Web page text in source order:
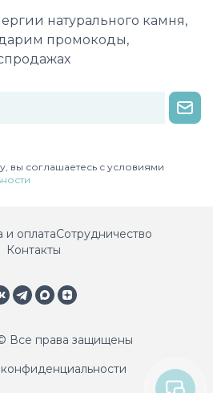
натурального камня,
промокоды,
вы соглашаетесь с условиями
и оплатаСотрудничество
Контакты
Все права защищены